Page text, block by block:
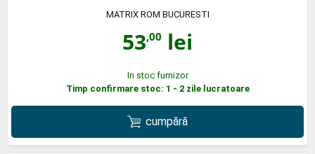
MATRIX ROM BUCURESTI
53,00 lei
In stoc furnizor
Timp confirmare stoc: 1 - 2 zile lucratoare
cumpără